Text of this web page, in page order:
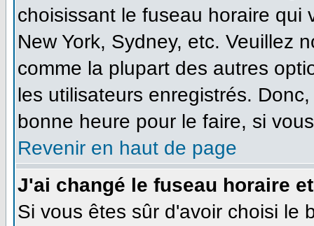
choisissant le fuseau horaire qui
New York, Sydney, etc. Veuillez
comme la plupart des autres
les utilisateurs enregistrés.
bonne heure pour le faire, si
Revenir en haut de page
J'ai changé le fuseau horaire
Si vous êtes sûr d'avoir choisi le